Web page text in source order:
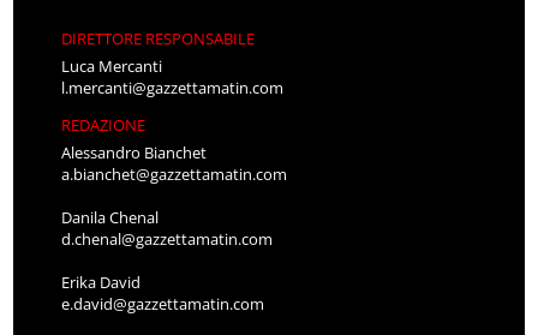
DIRETTORE RESPONSABILE
Luca Mercanti
l.mercanti@gazzettamatin.com
REDAZIONE
Alessandro Bianchet
a.bianchet@gazzettamatin.com
Danila Chenal
d.chenal@gazzettamatin.com
Erika David
e.david@gazzettamatin.com